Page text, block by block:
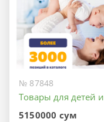
№ 87848
Товары для детей
5150000 сум